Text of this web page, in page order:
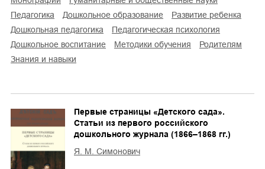
педагогика
дошкольное образование
развитие ребенка
дошкольная педагогика
педагогическая психология
дошкольное воспитание
методики обучения
родителям
знания и навыки
Первые страницы «Детского сада».
Статьи из первого российского
дошкольного журнала (1866–1868 гг.)
Я. М. Симонович